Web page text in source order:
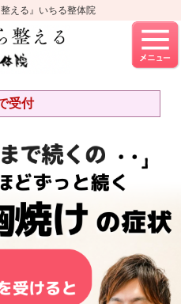
える』いちる整体院
受付